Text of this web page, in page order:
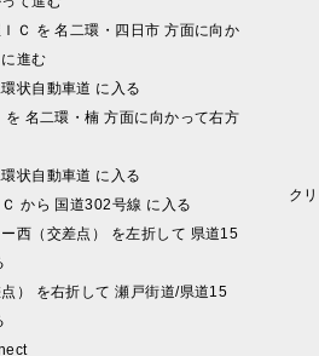
Ｃ を 名二環・四日市 方面に向か
進む
状自動車道 に入る
を 名二環・楠 方面に向かって右方
状自動車道 に入る
から 国道302号線 に入る
西（交差点） を左折して 県道15
） を右折して 瀬戸街道/県道15
ク